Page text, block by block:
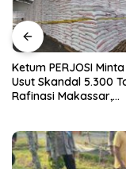
Ketum PERJOSI Minta
Usut Skandal 5.300
Rafinasi Makassar,